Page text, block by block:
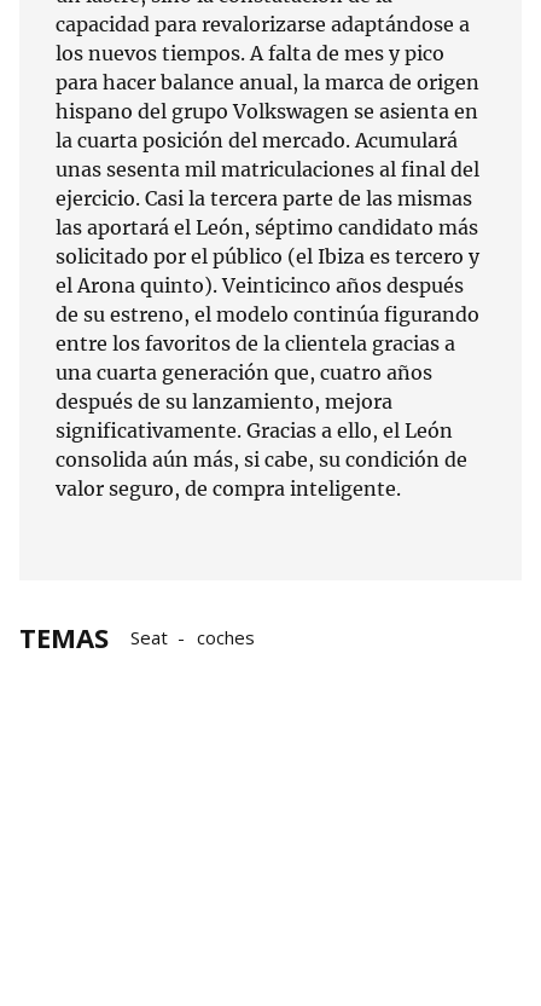
capacidad para revalorizarse adaptándose a
los nuevos tiempos. A falta de mes y pico
para hacer balance anual, la marca de origen
hispano del grupo Volkswagen se asienta en
la cuarta posición del mercado. Acumulará
unas sesenta mil matriculaciones al final del
ejercicio. Casi la tercera parte de las mismas
las aportará el León, séptimo candidato más
solicitado por el público (el Ibiza es tercero y
el Arona quinto). Veinticinco años después
de su estreno, el modelo continúa figurando
entre los favoritos de la clientela gracias a
una cuarta generación que, cuatro años
después de su lanzamiento, mejora
significativamente. Gracias a ello, el León
consolida aún más, si cabe, su condición de
valor seguro, de compra inteligente.
TEMAS Seat coches